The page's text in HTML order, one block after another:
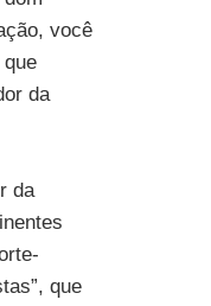
você
da
da
que